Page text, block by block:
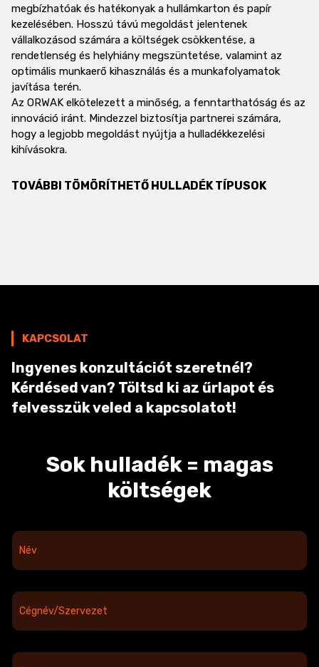
megbízhatóak és hatékonyak a hullámkarton és papír
kezelésében. Hosszú távú megoldást jelentenek
vállalkozásod számára a költségek csökkentése, a
rendetlenség és helyhiány megszüntetése, valamint az
optimális munkaerő kihasználás és a munkafolyamatok
javítása terén.
Az ORWAK elkötelezett a minőség, a fenntarthatóság és az
innováció iránt. Mindezzel biztosítja partnerei számára,
hogy a legjobb megoldást nyújtja a hulladékkezelési
kihívásokra.
TOVÁBBI TÖMÖRÍTHETŐ HULLADÉK TÍPUSOK
KAPCSOLAT
Ingyenes konzultációt szeretnél?
Kérdésed van? Töltsd ki az űrlapot és
felvesszük veled a kapcsolatot!
Sok hulladék = magas
költségek
N
v
C
g
é
E